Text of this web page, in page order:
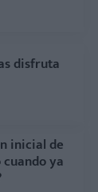
disfruta
inicial de
ya